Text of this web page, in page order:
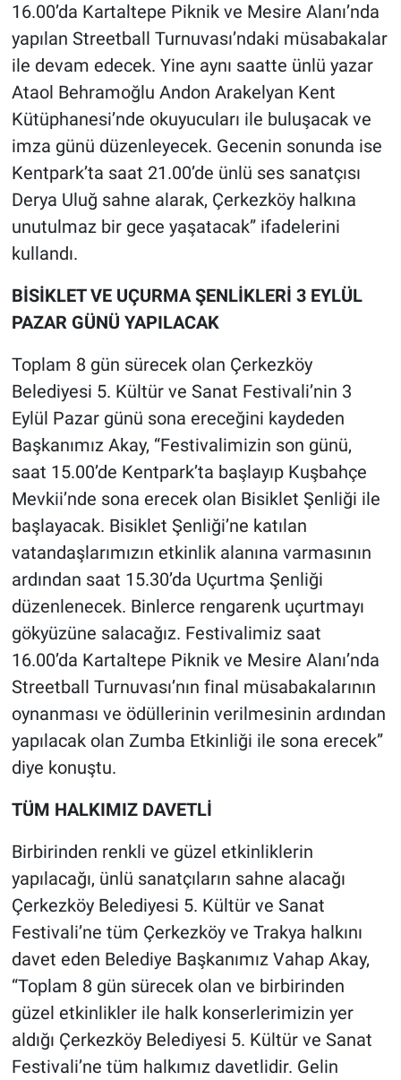
16.00’da Kartaltepe Piknik ve Mesire Alanı’nda
yapılan Streetball Turnuvası’ndaki müsabakalar
ile devam edecek. Yine aynı saatte ünlü yazar
Ataol Behramoğlu Andon Arakelyan Kent
Kütüphanesi’nde okuyucuları ile buluşacak ve
imza günü düzenleyecek. Gecenin sonunda ise
Kentpark’ta saat 21.00’de ünlü ses sanatçısı
Derya Uluğ sahne alarak, Çerkezköy halkına
unutulmaz bir gece yaşatacak” ifadelerini
kullandı.
BİSİKLET VE UÇURMA ŞENLİKLERİ 3 EYLÜL
PAZAR GÜNÜ YAPILACAK
Toplam 8 gün sürecek olan Çerkezköy
Belediyesi 5. Kültür ve Sanat Festivali’nin 3
Eylül Pazar günü sona ereceğini kaydeden
Başkanımız Akay, “Festivalimizin son günü,
saat 15.00’de Kentpark’ta başlayıp Kuşbahçe
Mevkii’nde sona erecek olan Bisiklet Şenliği ile
başlayacak. Bisiklet Şenliği’ne katılan
vatandaşlarımızın etkinlik alanına varmasının
ardından saat 15.30’da Uçurtma Şenliği
düzenlenecek. Binlerce rengarenk uçurtmayı
gökyüzüne salacağız. Festivalimiz saat
16.00’da Kartaltepe Piknik ve Mesire Alanı’nda
Streetball Turnuvası’nın final müsabakalarının
oynanması ve ödüllerinin verilmesinin ardından
yapılacak olan Zumba Etkinliği ile sona erecek”
diye konuştu.
TÜM HALKIMIZ DAVETLİ
Birbirinden renkli ve güzel etkinliklerin
yapılacağı, ünlü sanatçıların sahne alacağı
Çerkezköy Belediyesi 5. Kültür ve Sanat
Festivali’ne tüm Çerkezköy ve Trakya halkını
davet eden Belediye Başkanımız Vahap Akay,
“Toplam 8 gün sürecek olan ve birbirinden
güzel etkinlikler ile halk konserlerimizin yer
aldığı Çerkezköy Belediyesi 5. Kültür ve Sanat
Festivali’ne tüm halkımız davetlidir. Gelin